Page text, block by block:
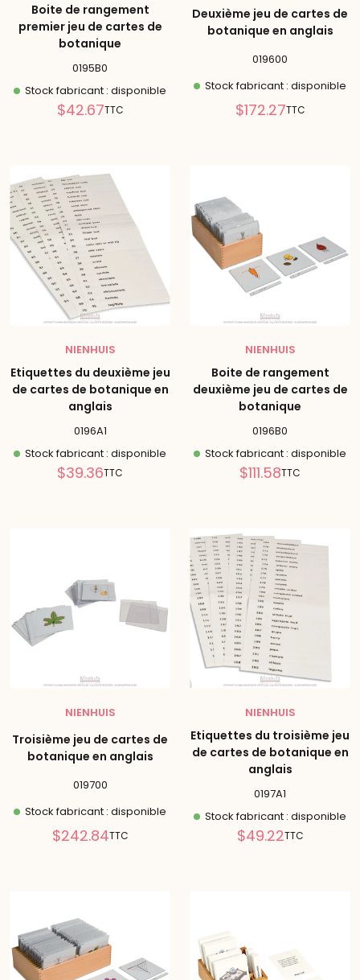
Boite de rangement
premier jeu de cartes de
botanique
0195B0
Stock fabricant : disponible
Prix
$42.67TTC
Deuxième jeu de cartes de
botanique en anglais
019600
Stock fabricant : disponible
Prix
$172.27TTC
NIENHUIS
Etiquettes du deuxième jeu
de cartes de botanique en
anglais
0196A1
Stock fabricant : disponible
Prix
$39.36TTC
NIENHUIS
Boite de rangement
deuxième jeu de cartes de
botanique
0196B0
Stock fabricant : disponible
Prix
$111.58TTC
NIENHUIS
Troisième jeu de cartes de
botanique en anglais
019700
Stock fabricant : disponible
Prix
$242.84TTC
NIENHUIS
Etiquettes du troisième jeu
de cartes de botanique en
anglais
0197A1
Stock fabricant : disponible
Prix
$49.22TTC